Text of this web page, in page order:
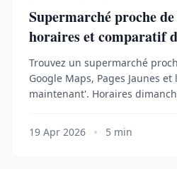
Supermarché proche
horaires et comparatif
Trouvez un supermarché
Google Maps, Pages Jaunes
maintenant'. Horaires
19 Apr 2026
5 min